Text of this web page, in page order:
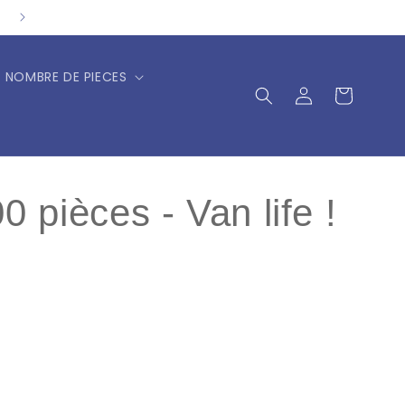
NOMBRE DE PIECES
ConnexionPanier
pièces - Van life !